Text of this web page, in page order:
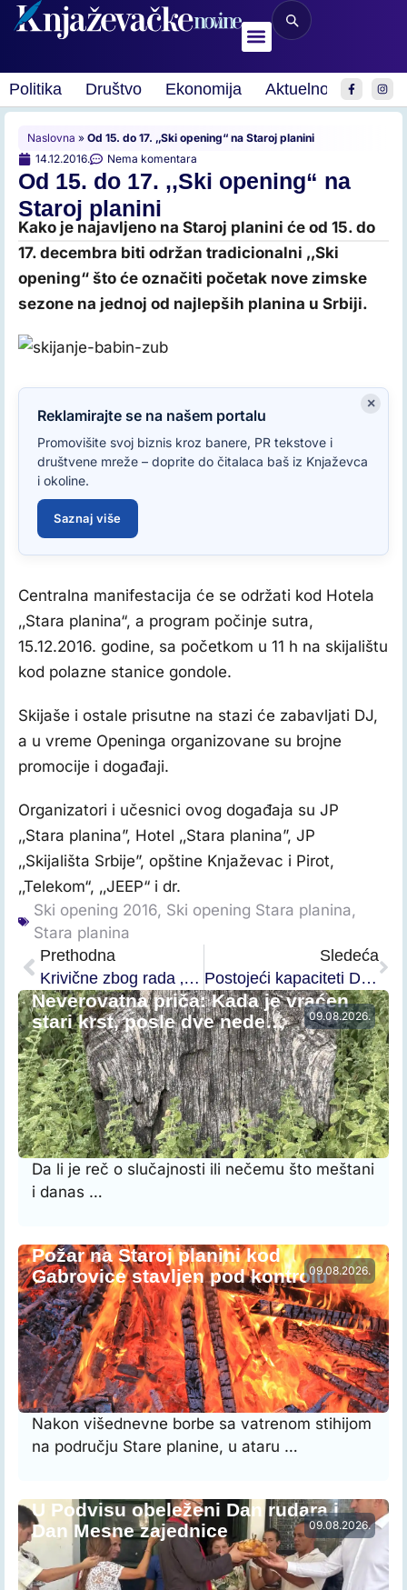
Politika Društvo Ekonomija Aktuelnosti Sport
Naslovna » Od 15. do 17. ‚‚Ski opening“ na Staroj planini
14.12.2016.
Nema komentara
Od 15. do 17. ‚‚Ski opening“ na
Staroj planini
Kako je najavljeno na Staroj planini će od 15. do
17. decembra biti održan tradicionalni ‚‚Ski
opening“ što će označiti početak nove zimske
sezone na jednoj od najlepših planina u Srbiji.
×
Reklamirajte se na našem portalu
Promovišite svoj biznis kroz banere, PR tekstove i
društvene mreže – doprite do čitalaca baš iz Knjaževca
i okoline.
Saznaj više
Centralna manifestacija će se održati kod Hotela
‚‚Stara planina“, a program počinje sutra,
15.12.2016. godine, sa početkom u 11 h na skijalištu
kod polazne stanice gondole.
Skijaše i ostale prisutne na stazi će zabavljati DJ,
a u vreme Openinga organizovane su brojne
promocije i događaji.
Organizatori i učesnici ovog događaja su JP
‚‚Stara planina”, Hotel ‚‚Stara planina”, JP
‚‚Skijališta Srbije”, opštine Knjaževac i Pirot,
‚‚Telekom“, ‚‚JEEP“ i dr.
Ski opening 2016, Ski opening Stara planina,
Stara planina
Prethodna
Krivične zbog rada ‚‚na crno“
Sledeća
Postojeći kapaciteti Doma učenika srednjih škola u turističke svrhe
09.08.2026.
Neverovatna priča: Kada je vraćen
stari krst, posle dve nede…
Da li je reč o slučajnosti ili nečemu što meštani
i danas …
09.08.2026.
Požar na Staroj planini kod
Gabrovice stavljen pod kontrolu
Nakon višednevne borbe sa vatrenom stihijom
na području Stare planine, u ataru …
09.08.2026.
U Podvisu obeleženi Dan rudara i
Dan Mesne zajednice